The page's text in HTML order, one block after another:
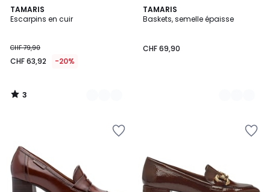
TAMARIS
Escarpins en cuir
CHF 79,90
CHF 63,92 -20%
3
/
2
Couleurs
3
/
TAMARIS
Baskets, semelle épaisse
CHF 69,90
2
Couleurs